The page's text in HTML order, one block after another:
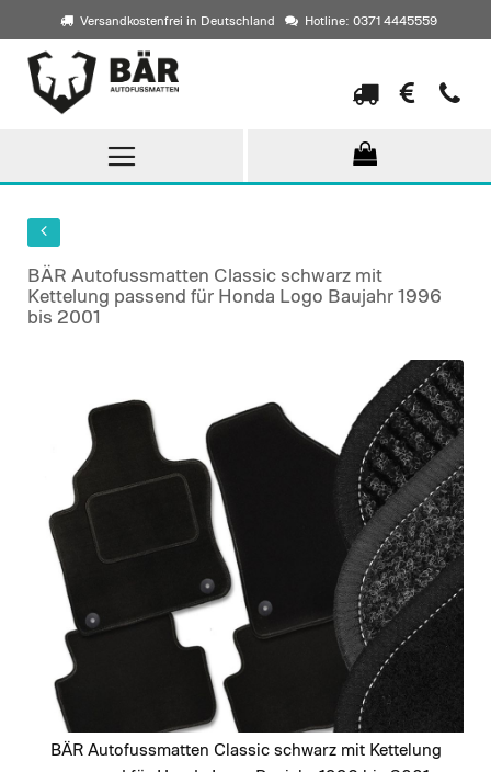
Versandkostenfrei in Deutschland Hotline: 0371 4445559
Direkt
zum
Inhalt
BÄR Autofussmatten Classic schwarz mit
Kettelung passend für Honda Logo Baujahr 1996
bis 2001
images
gallery
BÄR Autofussmatten Classic schwarz mit Kettelung